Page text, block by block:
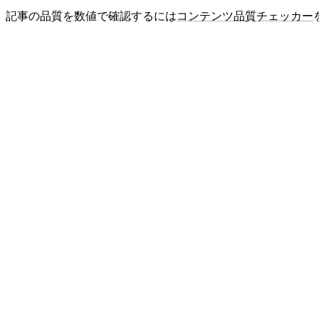
記事の品質を数値で確認するにはコンテンツ品質チェッカー